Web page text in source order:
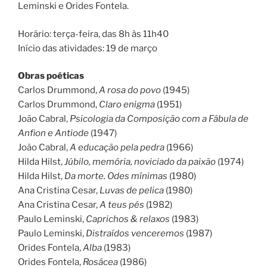
Leminski e Orides Fontela.
Horário: terça-feira, das 8h às 11h40
Início das atividades: 19 de março
Obras poéticas
Carlos Drummond,A rosa do povo (1945)
Carlos Drummond, Claro enigma (1951)
João Cabral, Psicologia da Composição com a Fábula de
Anfion e Antiode (1947)
João Cabral,A educação pela pedra (1966)
Hilda Hilst,Júbilo, memória, noviciado da paixão (1974)
Hilda Hilst, Da morte. Odes mínimas (1980)
Ana Cristina Cesar, Luvas de pelica (1980)
Ana Cristina Cesar,A teus pés (1982)
Paulo Leminski, Caprichos & relaxos (1983)
Paulo Leminski, Distraídos venceremos (1987)
Orides Fontela,Alba (1983)
Orides Fontela, Rosácea (1986)